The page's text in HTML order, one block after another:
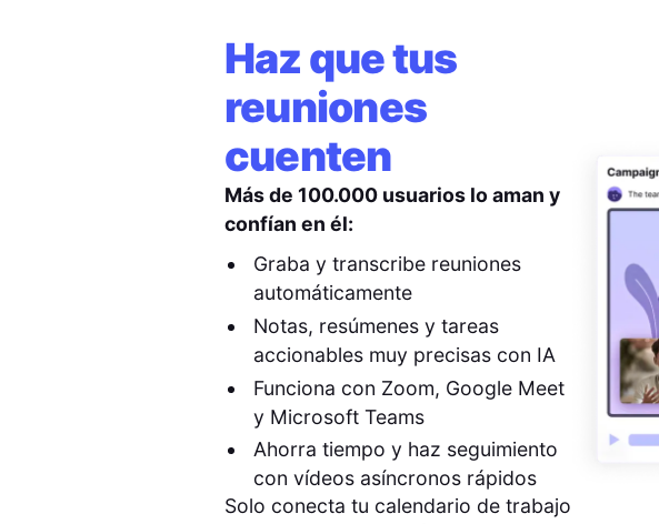
Haz que tus
reuniones
cuenten
Más de 100.000 usuarios lo aman y
confían en él:
Graba y transcribe reuniones
automáticamente
Notas, resúmenes y tareas
accionables muy precisas con IA
Funciona con Zoom, Google Meet
y Microsoft Teams
Ahorra tiempo y haz seguimiento
con vídeos asíncronos rápidos
Solo conecta tu calendario de trabajo